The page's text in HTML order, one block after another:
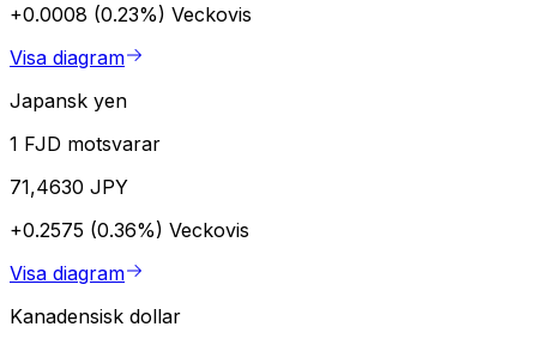
+0.0008 (0.23%) Veckovis
Visa diagram
Japansk yen
1 FJD motsvarar
71,4630 JPY
+0.2575 (0.36%) Veckovis
Visa diagram
Kanadensisk dollar